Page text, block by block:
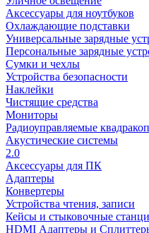
Аксессуары для ноутбуков
Охлаждающие подставки
Универсальные зарядные
Персональные зарядные
Сумки и чехлы
Устройства безопасности
Наклейки
Чистящие средства
Мониторы
Радиоуправляемые
Акустические системы
2.0
Аксессуары для ПК
Адаптеры
Конвертеры
Устройства чтения, записи
Кейсы и стыковочные
HDMI Адаптеры и